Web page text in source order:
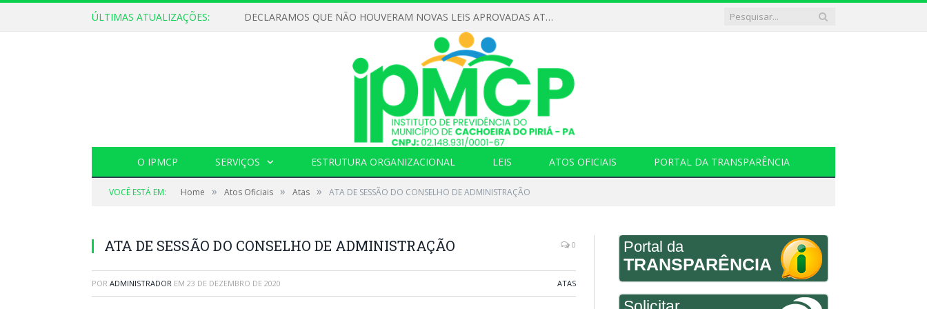
ÚLTIMAS ATUALIZAÇÕES: DECLARAMOS QUE NÃO HOUVERAM NOVAS LEIS APROVADAS ATÉ O MOMENTO PARA O INSTITUTO DE PREVIDÊNCIA NO ANO DE 2026
O IPMCP SERVIÇOS ESTRUTURA ORGANIZACIONAL LEIS ATOS OFICIAIS PORTAL DA TRANSPARÊNCIA
VOCÊ ESTÁ EM: Home » Atos Oficiais » Atas » ATA DE SESSÃO DO CONSELHO DE ADMINISTRAÇÃO
ATA DE SESSÃO DO CONSELHO DE ADMINISTRAÇÃO 0
POR ADMINISTRADOR EM 23 DE DEZEMBRO DE 2020 ATAS
Portal da
TRANSPARÊNCIA